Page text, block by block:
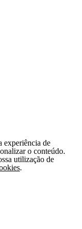
experiência de
o conteúdo.
utilização de
.